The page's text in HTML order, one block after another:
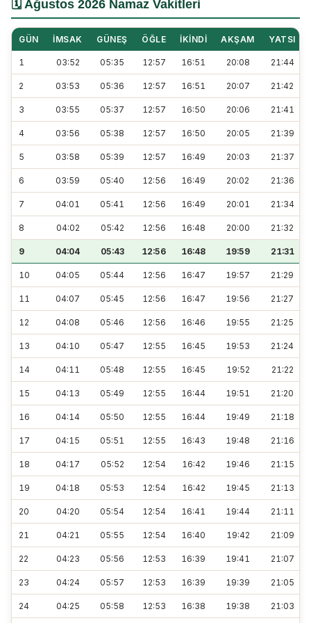
🗓️ Ağustos 2026 Namaz Vakitleri
GÜN İMSAK GÜNEŞ ÖĞLE İKINDI AKŞAM YATSI
1 03:52 05:35 12:57 16:51 20:08 21:44
2 03:53 05:36 12:57 16:51 20:07 21:42
3 03:55 05:37 12:57 16:50 20:06 21:41
4 03:56 05:38 12:57 16:50 20:05 21:39
5 03:58 05:39 12:57 16:49 20:03 21:37
6 03:59 05:40 12:56 16:49 20:02 21:36
7 04:01 05:41 12:56 16:49 20:01 21:34
8 04:02 05:42 12:56 16:48 20:00 21:32
9 04:04 05:43 12:56 16:48 19:59 21:31
10 04:05 05:44 12:56 16:47 19:57 21:29
11 04:07 05:45 12:56 16:47 19:56 21:27
12 04:08 05:46 12:56 16:46 19:55 21:25
13 04:10 05:47 12:55 16:45 19:53 21:24
14 04:11 05:48 12:55 16:45 19:52 21:22
15 04:13 05:49 12:55 16:44 19:51 21:20
16 04:14 05:50 12:55 16:44 19:49 21:18
17 04:15 05:51 12:55 16:43 19:48 21:16
18 04:17 05:52 12:54 16:42 19:46 21:15
19 04:18 05:53 12:54 16:42 19:45 21:13
20 04:20 05:54 12:54 16:41 19:44 21:11
21 04:21 05:55 12:54 16:40 19:42 21:09
22 04:23 05:56 12:53 16:39 19:41 21:07
23 04:24 05:57 12:53 16:39 19:39 21:05
24 04:25 05:58 12:53 16:38 19:38 21:03